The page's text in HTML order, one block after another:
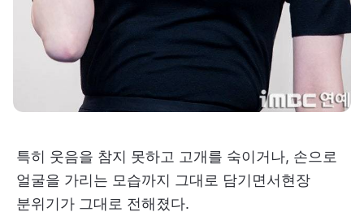
특히 웃음을 참지 못하고 고개를 숙이거나, 손으로
얼굴을 가리는 모습까지 그대로 담기면서현장
분위기가 그대로 전해졌다.